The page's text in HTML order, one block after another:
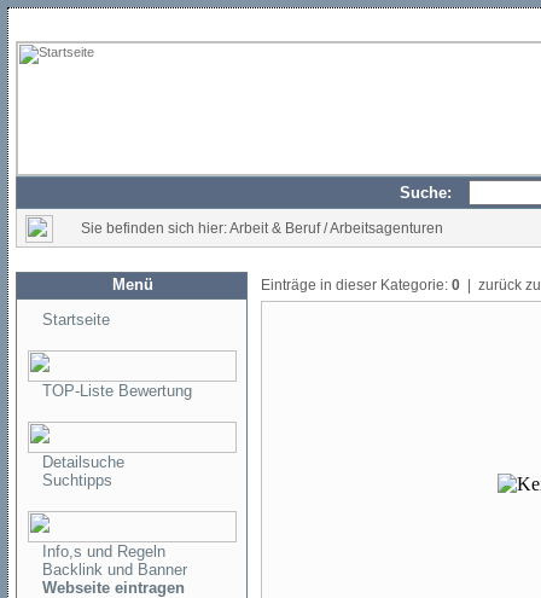
Suche:
Sie befinden sich hier: Arbeit & Beruf / Arbeitsagenturen
Menü
Startseite
TOP-Liste Bewertung
Detailsuche
Suchtipps
Info,s und Regeln
Backlink und Banner
Webseite eintragen
Einträge in dieser Kategorie: 0 | zurück